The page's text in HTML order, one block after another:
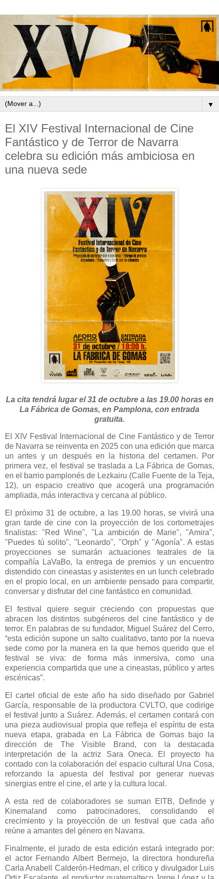
▼
El XIV Festival Internacional de Cine
Fantástico y de Terror de Navarra
celebra su edición más ambiciosa en
una nueva sede
La cita tendrá lugar el 31 de octubre a las 19.00 horas en
La Fábrica de Gomas, en Pamplona, con entrada
gratuita.
El XIV Festival Internacional de Cine Fantástico y de Terror
de Navarra se reinventa en 2025 con una edición que marca
un antes y un después en la historia del certamen. Por
primera vez, el festival se traslada a La Fábrica de Gomas,
en el barrio pamplonés de Lezkairu (Calle Fuente de la Teja,
12), un espacio creativo que acogerá una programación
ampliada, más interactiva y cercana al público.
El próximo 31 de octubre, a las 19.00 horas, se vivirá una
gran tarde de cine con la proyección de los cortometrajes
finalistas: "Red Wine", "La ambición de Marie", "Amira",
"Puedes tú solito", "Leonardo", "Orph" y "Agonía". A estas
proyecciones se sumarán actuaciones teatrales de la
compañía LaVaBo, la entrega de premios y un encuentro
distendido con cineastas y asistentes en un lunch celebrado
en el propio local, en un ambiente pensado para compartir,
conversar y disfrutar del cine fantástico en comunidad.
El festival quiere seguir creciendo con propuestas que
abracen los distintos subgéneros del cine fantástico y de
terror. En palabras de su fundador, Miguel Suárez del Cerro,
“esta edición supone un salto cualitativo, tanto por la nueva
sede como por la manera en la que hemos querido que el
festival se viva: de forma más inmersiva, como una
experiencia compartida que une a cineastas, público y artes
escénicas”.
El cartel oficial de este año ha sido diseñado por Gabriel
García, responsable de la productora CVLTO, que codirige
el festival junto a Suárez. Además, el certamen contará con
una pieza audiovisual propia que refleja el espíritu de esta
nueva etapa, grabada en La Fábrica de Gomas bajo la
dirección de The Visible Brand, con la destacada
interpretación de la actriz Sara Oneca. El proyecto ha
contado con la colaboración del espacio cultural Una Cosa,
reforzando la apuesta del festival por generar nuevas
sinergias entre el cine, el arte y la cultura local.
A esta red de colaboradores se suman EITB, Definde y
Kinemaland como patrocinadores, consolidando el
crecimiento y la proyección de un festival que cada año
reúne a amantes del género en Navarra.
Finalmente, el jurado de esta edición estará integrado por:
el actor Fernando Albert Bermejo, la directora hondureña
Carla Anabell Calderón-Hedman, el crítico y divulgador Luis